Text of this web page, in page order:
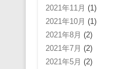
2021年11月 (1)
2021年10月 (1)
2021年8月 (2)
2021年7月 (2)
2021年5月 (2)